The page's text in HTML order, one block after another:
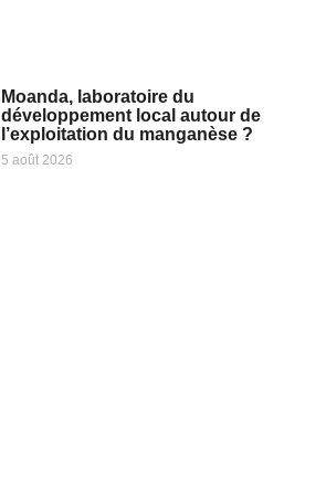
Moanda, laboratoire du
développement local autour de
l’exploitation du manganèse ?
5 août 2026